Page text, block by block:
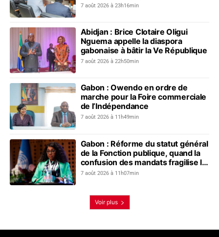
7 août 2026 à 23h16min
Abidjan : Brice Clotaire Oligui
Nguema appelle la diaspora
gabonaise à bâtir la Ve République
7 août 2026 à 22h50min
Gabon : Owendo en ordre de
marche pour la Foire commerciale
de l’Indépendance
7 août 2026 à 11h49min
Gabon : Réforme du statut général
de la Fonction publique, quand la
confusion des mandats fragilise le
dialogue social
7 août 2026 à 11h07min
Voir plus